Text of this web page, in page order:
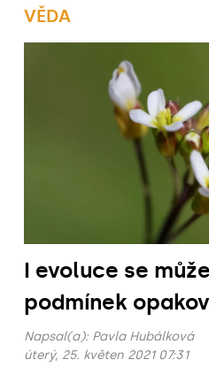
VĚDA
I evoluce se
podmínek
Napsal(a): Pavla Hubálková
úterý, 25. květen 2021 07:31